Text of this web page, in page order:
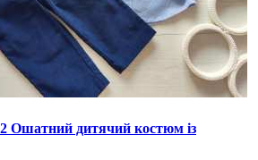
Ошатний дитячий костюм із